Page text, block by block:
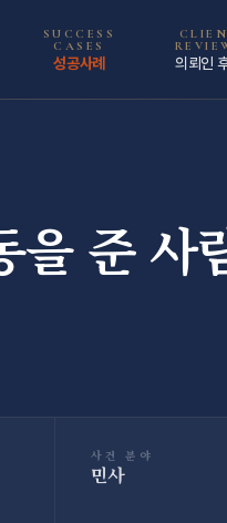
SUCCESS
CASES
성공사례 의뢰인
을 준 사
사건 분야
민사